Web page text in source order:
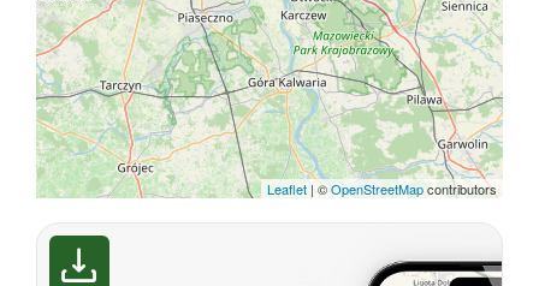
Leaflet | ©OpenStreetMapcontributors